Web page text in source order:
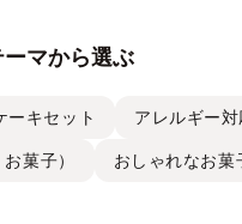
マから選ぶ
ーキセット アレルギー
菓子） おしゃれなお菓